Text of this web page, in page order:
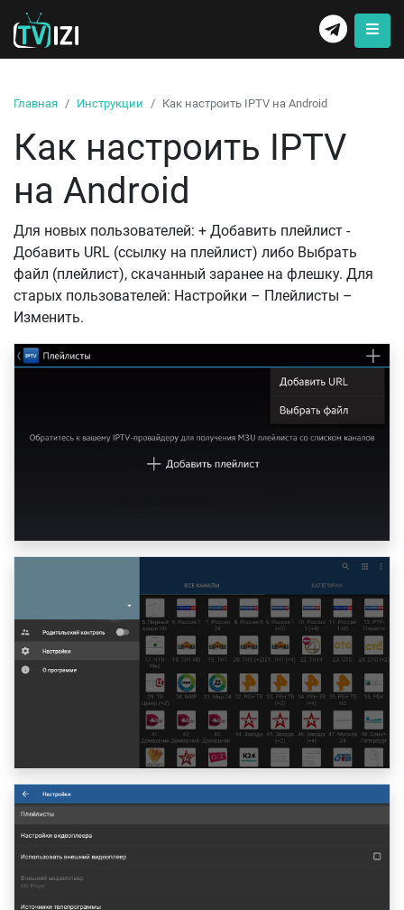
Главная Инструкции Как настроить IPTV на Android
Как настроить IPTV
на Android
Для новых пользователей: + Добавить плейлист -
Добавить URL (ссылку на плейлист) либо Выбрать
файл (плейлист), скачанный заранее на флешку. Для
старых пользователей: Настройки – Плейлисты –
Изменить.